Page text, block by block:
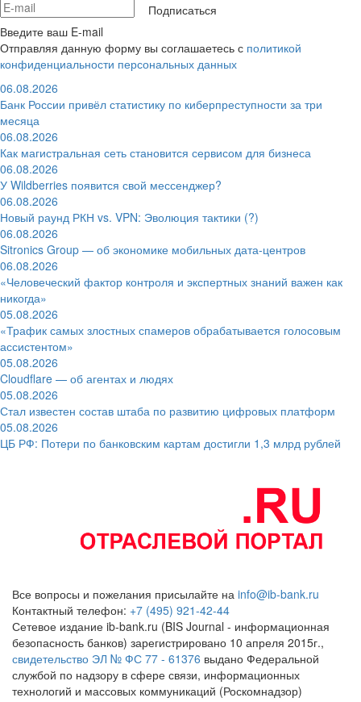
Подписаться
Введите ваш E-mail
Отправляя данную форму вы соглашаетесь с политикой
конфиденциальности персональных данных
06.08.2026
Банк России привёл статистику по киберпреступности за три
месяца
06.08.2026
Как магистральная сеть становится сервисом для бизнеса
06.08.2026
У Wildberries появится свой мессенджер?
06.08.2026
Новый раунд РКН vs. VPN: Эволюция тактики (?)
06.08.2026
Sitronics Group — об экономике мобильных дата-центров
06.08.2026
«Человеческий фактор контроля и экспертных знаний важен как
никогда»
05.08.2026
«Трафик самых злостных спамеров обрабатывается голосовым
ассистентом»
05.08.2026
Cloudflare — об агентах и людях
05.08.2026
Стал известен состав штаба по развитию цифровых платформ
05.08.2026
ЦБ РФ: Потери по банковским картам достигли 1,3 млрд рублей
Все вопросы и пожелания присылайте на info@ib-bank.ru
Контактный телефон: +7 (495) 921-42-44
Сетевое издание ib-bank.ru (BIS Journal - информационная
безопасность банков) зарегистрировано 10 апреля 2015г.,
свидетельство ЭЛ № ФС 77 - 61376 выдано Федеральной
службой по надзору в сфере связи, информационных
технологий и массовых коммуникаций (Роскомнадзор)